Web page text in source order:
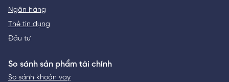
Ngân hàng
Thẻ tín dụng
Đầu tư
So sánh sản phẩm tài chính
So sánh khoản vay